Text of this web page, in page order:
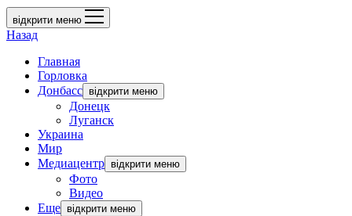
відкрити меню
Назад
Главная
Горловка
Донбасс відкрити меню
Донецк
Луганск
Украина
Мир
Медиацентр відкрити меню
Фото
Видео
Еще відкрити меню